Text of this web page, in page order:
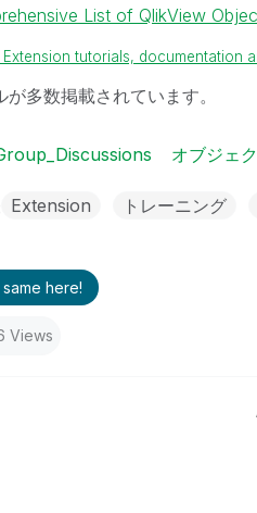
List of QlikView
Extension tutorials, documentation
が多数掲載されています。
オブジェ
Extension トレーニング
here!
Views